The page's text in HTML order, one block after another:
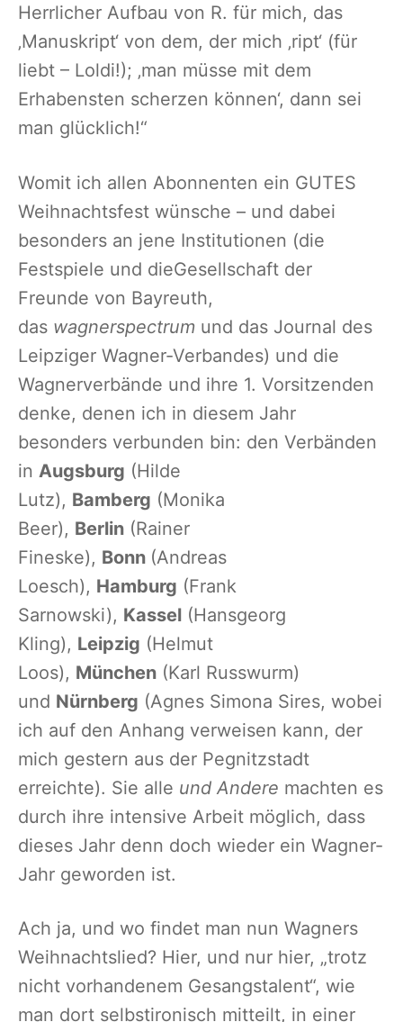
Herrlicher Aufbau von R. für mich, das
‚Manuskript‘ von dem, der mich ‚ript‘ (für
liebt – Loldi!); ‚man müsse mit dem
Erhabensten scherzen können‘, dann sei
man glücklich!“
Womit ich allen Abonnenten ein GUTES
Weihnachtsfest wünsche – und dabei
besonders an jene Institutionen (die
Festspiele und dieGesellschaft der
Freunde von Bayreuth,
das wagnerspectrum und das Journal des
Leipziger Wagner-Verbandes) und die
Wagnerverbände und ihre 1. Vorsitzenden
denke, denen ich in diesem Jahr
besonders verbunden bin: den Verbänden
in Augsburg (Hilde
Lutz), Bamberg (Monika
Beer), Berlin (Rainer
Fineske), Bonn (Andreas
Loesch), Hamburg (Frank
Sarnowski), Kassel (Hansgeorg
Kling), Leipzig (Helmut
Loos), München (Karl Russwurm)
und Nürnberg (Agnes Simona Sires, wobei
ich auf den Anhang verweisen kann, der
mich gestern aus der Pegnitzstadt
erreichte). Sie alle und Andere machten es
durch ihre intensive Arbeit möglich, dass
dieses Jahr denn doch wieder ein Wagner-
Jahr geworden ist.
Ach ja, und wo findet man nun Wagners
Weihnachtslied? Hier, und nur hier, „trotz
nicht vorhandenem Gesangstalent“, wie
man dort selbstironisch mitteilt, in einer